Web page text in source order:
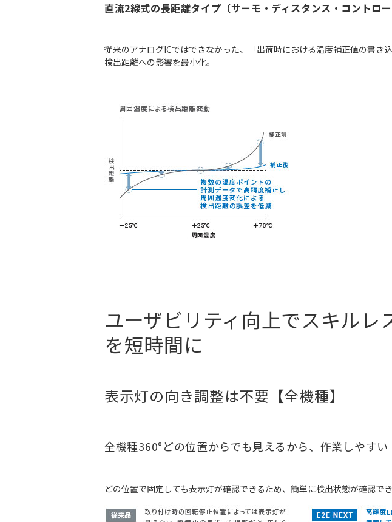
直流2線式の長距離タイプ（サーモ・ディスタンス・コントロー
従来のアナログICではできなかった、「出荷時における温度補正値の書き
検出距離への影響を最小化。
ユーザビリティ向上でスキル
を短時間に
表示灯の向き調整は不要【全機種】
全機種360°どの位置からでも見えるから、作業しやすい
どの位置で固定しても表示灯が確認できるため、簡単に検出状態が確認でき